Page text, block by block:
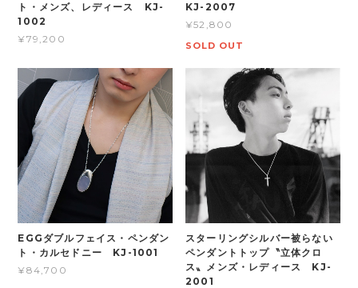
ト・メンズ、レディース KJ-
1002
¥79,200
KJ-2007
¥52,800
SOLD OUT
EGGダブルフェイス・ペンダン
ト・カルセドニー KJ-1001
¥84,700
スターリングシルバー被らない
ペンダントトップ〝立体クロ
ス〟メンズ・レディース KJ-
2001